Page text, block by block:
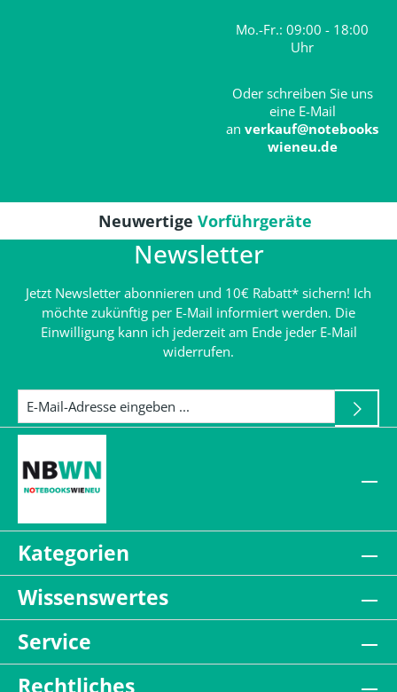
Mo.-Fr.: 09:00 - 18:00
Uhr
Oder schreiben Sie uns
eine E-Mail
an verkauf@notebooks
wieneu.de
Neuwertige Vorführgeräte
Newsletter
Jetzt Newsletter abonnieren und 10€ Rabatt* sichern! Ich
möchte zukünftig per E-Mail informiert werden. Die
Einwilligung kann ich jederzeit am Ende jeder E-Mail
widerrufen.
Kategorien
Wissenswertes
Service
Rechtliches